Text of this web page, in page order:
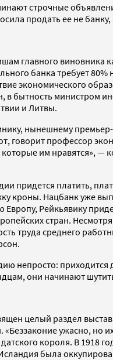
строчные
продать ее не
главного виновника
банка требует
экономического
в бытность министром
и Литвы.
нынешнему
говорит профессор
им нравятся», —
придется платить,
кроны. Нацбанк уже
Рейкьявику
стран.
труда среднего
непросто: приходится
они начинают
целый раздел
ужасно, но
короля. В 1918
Исландия была